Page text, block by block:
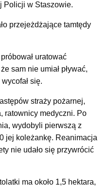
Policji w Staszowie.
przejeżdżające tamtędy
uratować
sam nie umiał pływać,
się.
straży pożarnej,
ratownicy medyczni. Po
wydobyli pierwszą z
jej koleżankę. Reanimacja
nie udało się przywrócić
ma około 1,5 hektara,